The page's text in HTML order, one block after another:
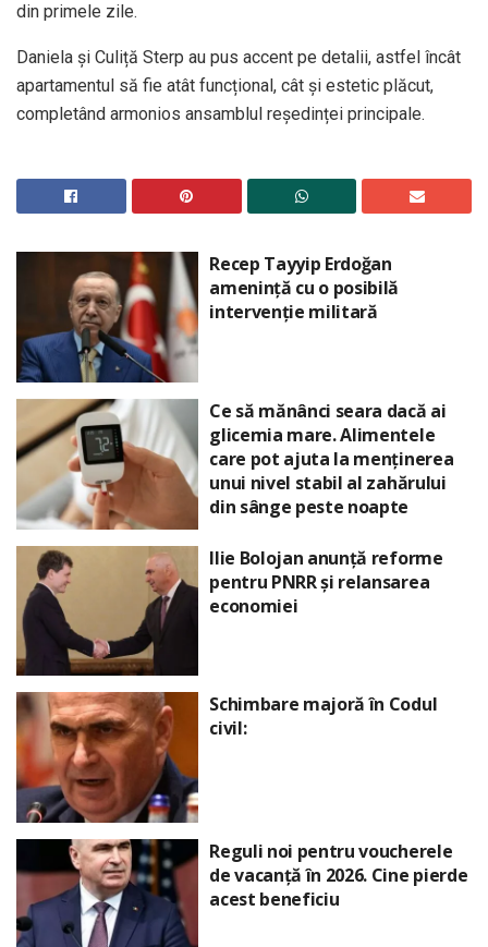
din primele zile.
Daniela și Culiță Sterp au pus accent pe detalii, astfel încât
apartamentul să fie atât funcțional, cât și estetic plăcut,
completând armonios ansamblul reședinței principale.
Recep Tayyip Erdoğan
amenință cu o posibilă
intervenție militară
Ce să mănânci seara dacă ai
glicemia mare. Alimentele
care pot ajuta la menținerea
unui nivel stabil al zahărului
din sânge peste noapte
Ilie Bolojan anunță reforme
pentru PNRR și relansarea
economiei
Schimbare majoră în Codul
civil:
Reguli noi pentru voucherele
de vacanță în 2026. Cine pierde
acest beneficiu